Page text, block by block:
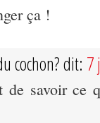
ça !
cochon? dit: 7
de savoir ce